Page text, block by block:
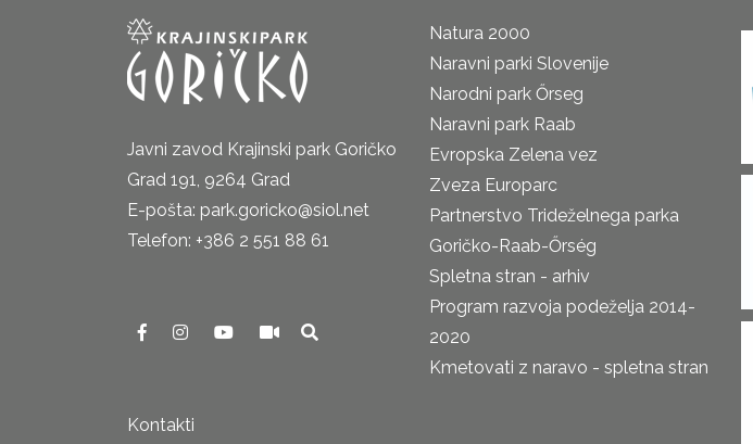
Javni zavod Krajinski park Goričko
Grad 191, 9264 Grad
E-pošta: park.goricko@siol.net
Telefon: +386 2 551 88 61
Kontakti
Natura 2000
Naravni parki Slovenije
Narodni park Őrseg
Naravni park Raab
Evropska Zelena vez
Zveza Europarc
Partnerstvo Trideželnega parka
Goričko-Raab-Őrség
Spletna stran - arhiv
Program razvoja podeželja 2014-
2020
Kmetovati z naravo - spletna stran